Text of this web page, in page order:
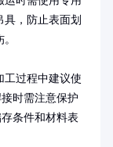
具，防止表面划
工过程中建议使
时需注意保护
条件和材料表